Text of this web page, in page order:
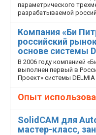
параметрического
разрабатываемой
Компания «Би
российский
основе системы
В 2006 году компанией
выполнен первый в
Проект» системы DELMIA
Опыт
SolidCAM для
мастер-класс,